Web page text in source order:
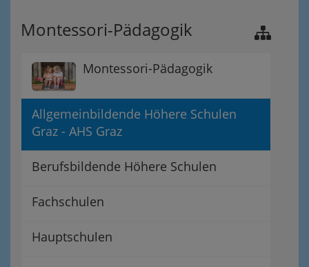
Montessori-Pädagogik
Montessori-Pädagogik
Allgemeinbildende Höhere Schulen
Graz - AHS Graz
Berufsbildende Höhere Schulen
Fachschulen
Hauptschulen